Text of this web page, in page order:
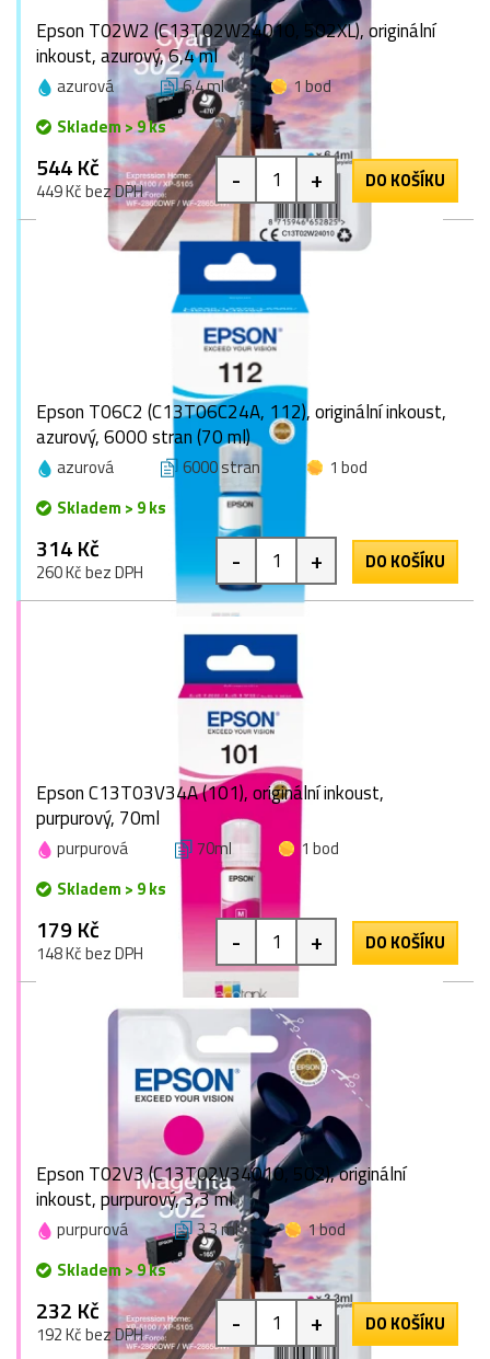
Epson T02W2 (C13T02W24010, 502XL), originální
inkoust, azurový, 6,4 ml
azurová 6,4 ml
1 bod
Skladem > 9 ks
544 Kč
449 Kč bez DPH - + DO KOŠÍKU
Epson T06C2 (C13T06C24A, 112), originální inkoust,
azurový, 6000 stran (70 ml)
azurová 6000 stran
1 bod
Skladem > 9 ks
314 Kč
260 Kč bez DPH - + DO KOŠÍKU
Epson C13T03V34A (101), originální inkoust,
purpurový, 70ml
purpurová 70ml
1 bod
Skladem > 9 ks
179 Kč
148 Kč bez DPH - + DO KOŠÍKU
Epson T02V3 (C13T02V34010, 502), originální
inkoust, purpurový, 3,3 ml
purpurová 3,3 ml
1 bod
Skladem > 9 ks
232 Kč
192 Kč bez DPH - + DO KOŠÍKU